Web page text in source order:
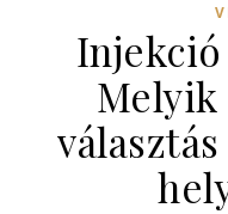
Melyik